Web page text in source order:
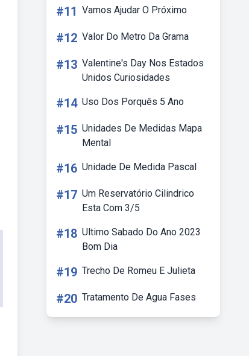
#11 Vamos Ajudar O Próximo
#12 Valor Do Metro Da Grama
#13 Valentine's Day Nos Estados
Unidos Curiosidades
#14 Uso Dos Porquês 5 Ano
#15 Unidades De Medidas Mapa
Mental
#16 Unidade De Medida Pascal
#17 Um Reservatório Cilindrico
Esta Com 3/5
#18 Ultimo Sabado Do Ano 2023
Bom Dia
#19 Trecho De Romeu E Julieta
#20 Tratamento De Agua Fases